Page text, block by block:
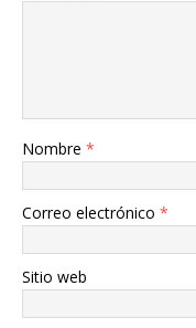
Nombre *
Correo electrónico *
Sitio web